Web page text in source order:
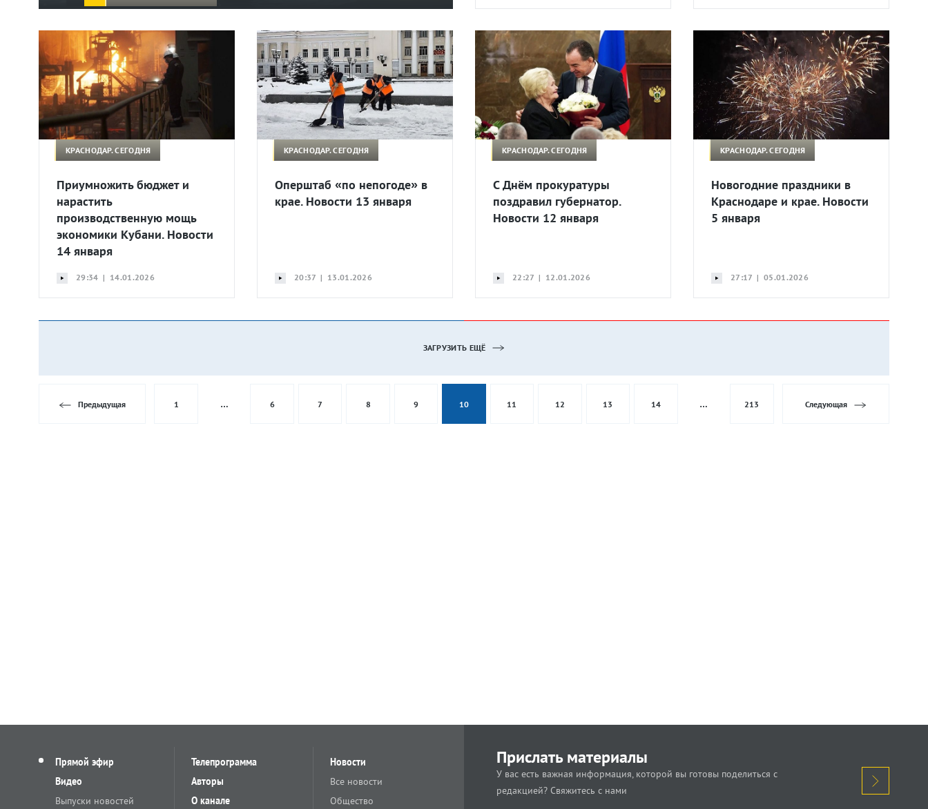
КРАСНОДАР. СЕГОДНЯ
Приумножить бюджет и
нарастить
производственную мощь
экономики Кубани. Новости
14 января
29:34 | 14.01.2026
КРАСНОДАР. СЕГОДНЯ
Оперштаб «по непогоде» в
крае. Новости 13 января
20:37 | 13.01.2026
КРАСНОДАР. СЕГОДНЯ
С Днём прокуратуры
поздравил губернатор.
Новости 12 января
22:27 | 12.01.2026
КРАСНОДАР. СЕГОДНЯ
Новогодние праздники в
Краснодаре и крае. Новости
5 января
27:17 | 05.01.2026
ЗАГРУЗИТЬ ЕЩЁ
Предыдущая 1 … 6 7 8 9 10 11 12 13 14 … 213 Следующая
Прямой эфир
Видео
Выпуски новостей
Телепрограмма
Авторы
О канале
Новости
Все новости
Общество
Прислать материалы
У вас есть важная информация, которой вы готовы поделиться с
редакцией? Свяжитесь с нами